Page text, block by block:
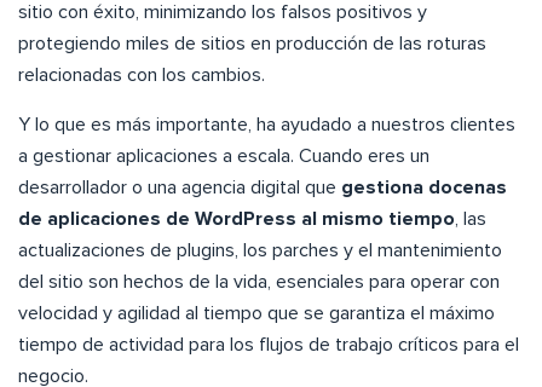
sitio con éxito, minimizando los falsos positivos y
protegiendo miles de sitios en producción de las roturas
relacionadas con los cambios.
Y lo que es más importante, ha ayudado a nuestros clientes
a gestionar aplicaciones a escala. Cuando eres un
desarrollador o una agencia digital que gestiona docenas
de aplicaciones de WordPress al mismo tiempo , las
actualizaciones de plugins, los parches y el mantenimiento
del sitio son hechos de la vida, esenciales para operar con
velocidad y agilidad al tiempo que se garantiza el máximo
tiempo de actividad para los flujos de trabajo críticos para el
negocio.